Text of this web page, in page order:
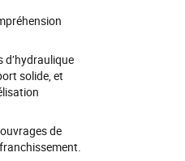
solide, et
de